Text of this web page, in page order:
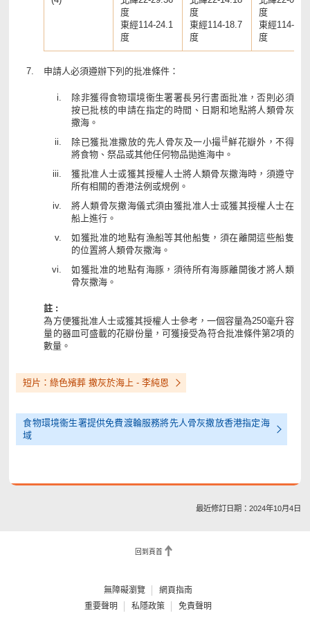
度
東經114-24.1
度
度
東經114-18.7
度
度
東經114-
度
申請人必須遵辦下列的批准條件：
除非獲得食物環境衞生署署長另行書面批准，否則必須
按已批核的申請在指定的時間、日期和地點將人類骨灰
撒海。
除已獲批准撒放的先人骨灰及一小撮註鮮花瓣外，不得
將食物、祭品或其他任何物品拋進海中。
獲批准人士或獲其授權人士將人類骨灰撒海時，須遵守
所有相關的香港法例或規例。
將人類骨灰撒海儀式須由獲批准人士或獲其授權人士在
船上進行。
如獲批准的地點有漁船等其他船隻，須在離開這些船隻
的位置將人類骨灰撒海。
如獲批准的地點有海豚，須待所有海豚離開後才將人類
骨灰撒海。
註 :
為方便獲批准人士或獲其授權人士參考，一個容量為250毫升容
量的器皿可盛載的花瓣份量，可獲接受為符合批准條件第2項的
數量。
短片：綠色殯葬 撒灰於海上 - 李純恩
食物環境衞生署提供免費渡輪服務將先人骨灰撒放香港指定海
域
最近修訂日期：2024年10月4日
回到頁首
無障礙瀏覽
網頁指南
重要聲明
私隱政策 免責聲明